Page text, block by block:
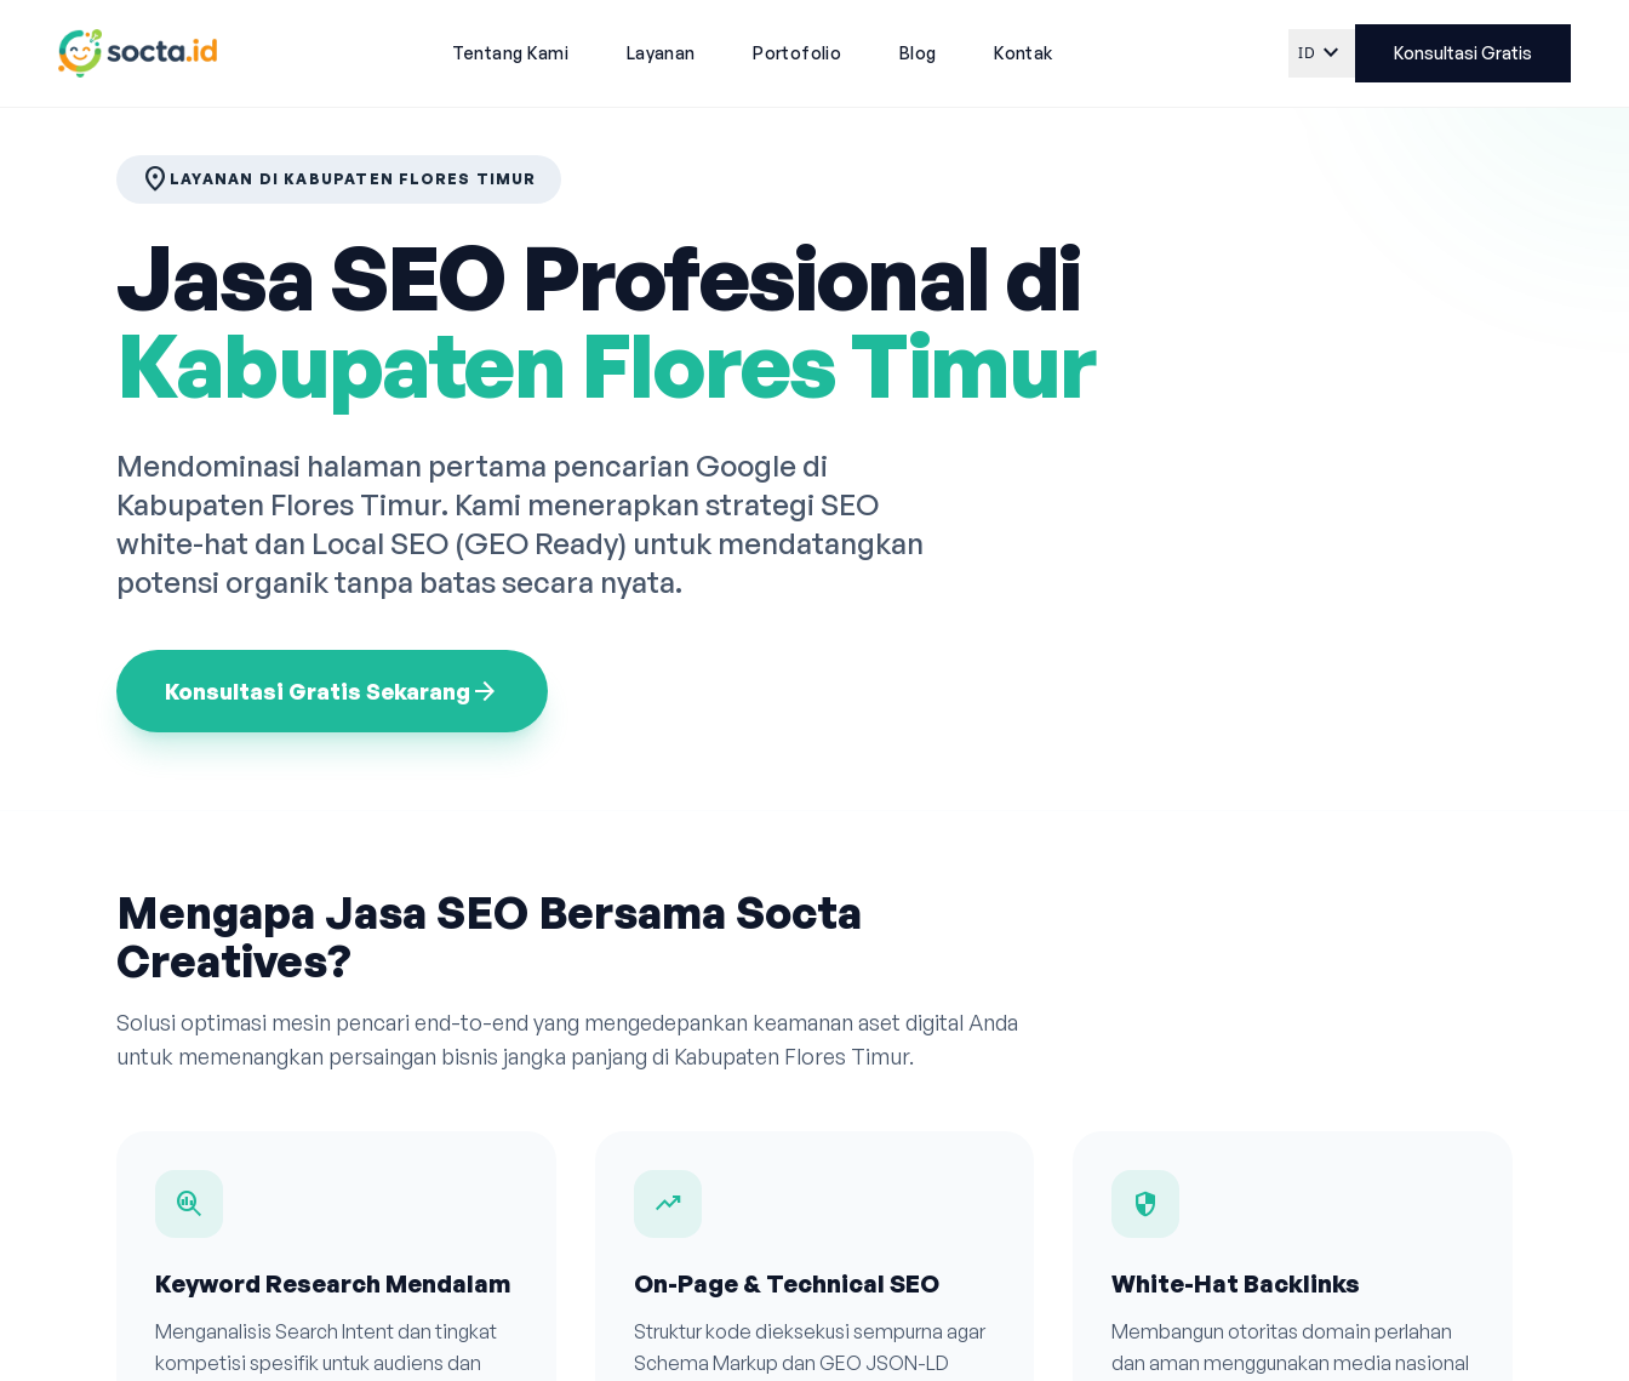
Tentang Kami Layanan Portofolio Blog Kontak ID expand_more Konsultasi Gratis
location_on LAYANAN DI KABUPATEN FLORES TIMUR
Jasa SEO Profesional di
Kabupaten Flores Timur
Mendominasi halaman pertama pencarian Google di
Kabupaten Flores Timur. Kami menerapkan strategi SEO
white-hat dan Local SEO (GEO Ready) untuk mendatangkan
potensi organik tanpa batas secara nyata.
Konsultasi Gratis Sekarang arrow_forward
Mengapa Jasa SEO Bersama Socta
Creatives?
Solusi optimasi mesin pencari end-to-end yang mengedepankan keamanan aset digital Anda
untuk memenangkan persaingan bisnis jangka panjang di Kabupaten Flores Timur.
search_insights
Keyword Research Mendalam
Menganalisis Search Intent dan tingkat
kompetisi spesifik untuk audiens dan
trending_up
On-Page & Technical SEO
Struktur kode dieksekusi sempurna agar
Schema Markup dan GEO JSON-LD
security
White-Hat Backlinks
Membangun otoritas domain perlahan
dan aman menggunakan media nasional